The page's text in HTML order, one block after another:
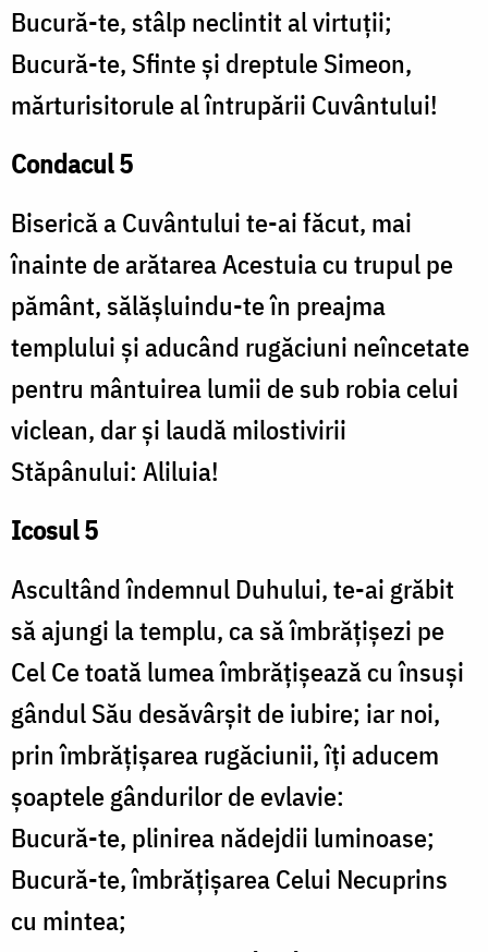
Bucură-te, stâlp neclintit al virtuții;
Bucură-te, Sfinte și dreptule Simeon,
mărturisitorule al întrupării Cuvântului!
Condacul 5
Biserică a Cuvântului te-ai făcut, mai
înainte de arătarea Acestuia cu trupul pe
pământ, sălășluindu-te în preajma
templului și aducând rugăciuni neîncetate
pentru mântuirea lumii de sub robia celui
viclean, dar și laudă milostivirii
Stăpânului: Aliluia!
Icosul 5
Ascultând îndemnul Duhului, te-ai grăbit
să ajungi la templu, ca să îmbrățișezi pe
Cel Ce toată lumea îmbrățișează cu însuși
gândul Său desăvârșit de iubire; iar noi,
prin îmbrățișarea rugăciunii, îți aducem
șoaptele gândurilor de evlavie:
Bucură-te, plinirea nădejdii luminoase;
Bucură-te, îmbrățișarea Celui Necuprins
cu mintea;